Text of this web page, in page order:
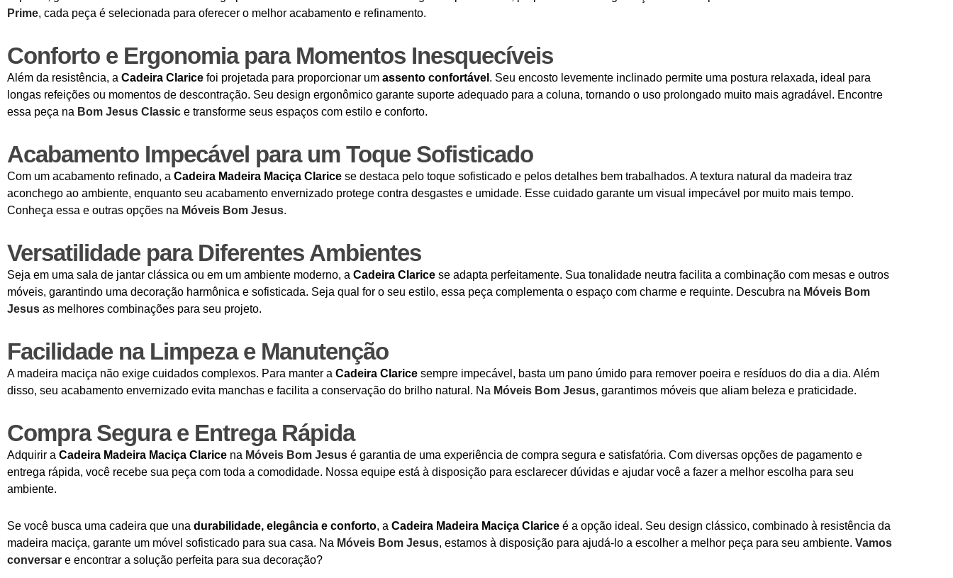
Prime, cada peça é selecionada para oferecer o melhor acabamento e refinamento.
Conforto e Ergonomia para Momentos Inesquecíveis
Além da resistência, a Cadeira Clarice foi projetada para proporcionar um assento confortável . Seu encosto levemente inclinado permite uma postura relaxada, ideal para
longas refeições ou momentos de descontração. Seu design ergonômico garante suporte adequado para a coluna, tornando o uso prolongado muito mais agradável. Encontre
essa peça na Bom Jesus Classic e transforme seus espaços com estilo e conforto.
Acabamento Impecável para um Toque Sofisticado
Com um acabamento refinado, a Cadeira Madeira Maciça Clarice se destaca pelo toque sofisticado e pelos detalhes bem trabalhados. A textura natural da madeira traz
aconchego ao ambiente, enquanto seu acabamento envernizado protege contra desgastes e umidade. Esse cuidado garante um visual impecável por muito mais tempo.
Conheça essa e outras opções na Móveis Bom Jesus.
Versatilidade para Diferentes Ambientes
Seja em uma sala de jantar clássica ou em um ambiente moderno, a Cadeira Clarice se adapta perfeitamente. Sua tonalidade neutra facilita a combinação com mesas e outros
móveis, garantindo uma decoração harmônica e sofisticada. Seja qual for o seu estilo, essa peça complementa o espaço com charme e requinte. Descubra na Móveis Bom
Jesus as melhores combinações para seu projeto.
Facilidade na Limpeza e Manutenção
A madeira maciça não exige cuidados complexos. Para manter a Cadeira Clarice sempre impecável, basta um pano úmido para remover poeira e resíduos do dia a dia. Além
disso, seu acabamento envernizado evita manchas e facilita a conservação do brilho natural. Na Móveis Bom Jesus, garantimos móveis que aliam beleza e praticidade.
Compra Segura e Entrega Rápida
Adquirir a Cadeira Madeira Maciça Clarice na Móveis Bom Jesus é garantia de uma experiência de compra segura e satisfatória. Com diversas opções de pagamento e
entrega rápida, você recebe sua peça com toda a comodidade. Nossa equipe está à disposição para esclarecer dúvidas e ajudar você a fazer a melhor escolha para seu
ambiente.
Se você busca uma cadeira que una durabilidade, elegância e conforto, a Cadeira Madeira Maciça Clarice é a opção ideal. Seu design clássico, combinado à resistência da
madeira maciça, garante um móvel sofisticado para sua casa. Na Móveis Bom Jesus, estamos à disposição para ajudá-lo a escolher a melhor peça para seu ambiente. Vamos
conversar e encontrar a solução perfeita para sua decoração?